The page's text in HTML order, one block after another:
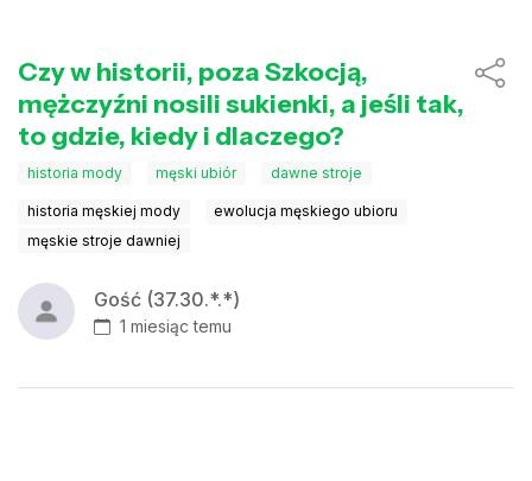
Czy w historii, poza Szkocją,
mężczyźni nosili sukienki, a jeśli tak,
to gdzie, kiedy i dlaczego?
historia mody męski ubiór dawne stroje
historia męskiej mody
ewolucja męskiego ubioru
męskie stroje dawniej
Gość (37.30.*.*)
1 miesiąc temu